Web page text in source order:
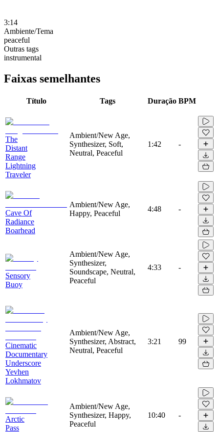
3:14
Ambiente/Tema
peaceful
Outras tags
instrumental
Faixas semelhantes
Título Tags Duração BPM
The
Distant
Range
Lightning
Traveler
Ambient/New Age,
Synthesizer, Soft,
Neutral, Peaceful
1:42 -
Cave Of
Radiance
Boarhead
Ambient/New Age,
Happy, Peaceful
4:48 -
Sensory
Buoy
Ambient/New Age,
Synthesizer,
Soundscape, Neutral,
Peaceful
4:33 -
Cinematic
Documentary
Underscore
Yevhen
Lokhmatov
Ambient/New Age,
Synthesizer, Abstract,
Neutral, Peaceful
3:21 99
Arctic
Pass
Ambient/New Age,
Synthesizer, Happy,
Peaceful
10:40 -